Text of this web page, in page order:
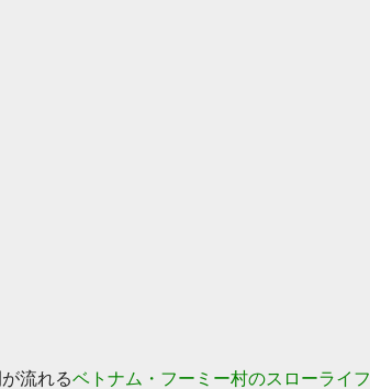
流れるベトナム・フーミー村のスローライフ